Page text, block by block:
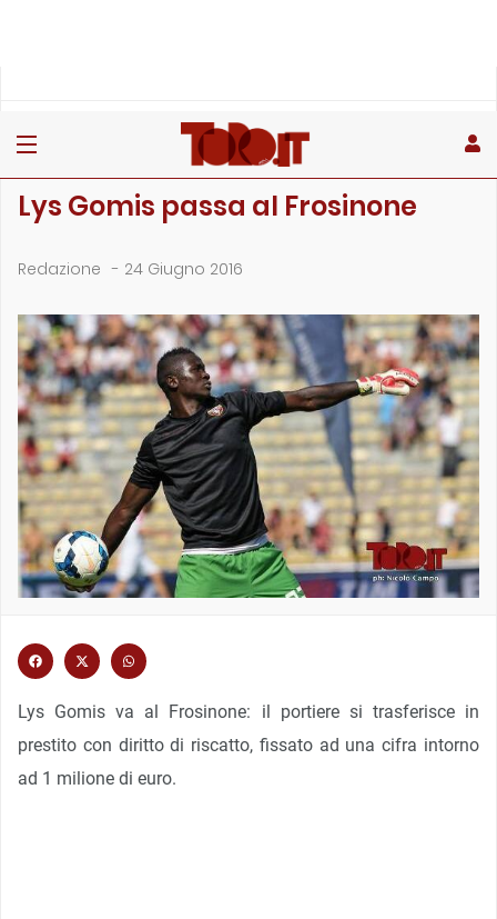
Lys Gomis passa al Frosinone
Redazione - 24 Giugno 2016
Lys Gomis va al Frosinone: il portiere si trasferisce in
prestito con diritto di riscatto, fissato ad una cifra intorno
ad 1 milione di euro.